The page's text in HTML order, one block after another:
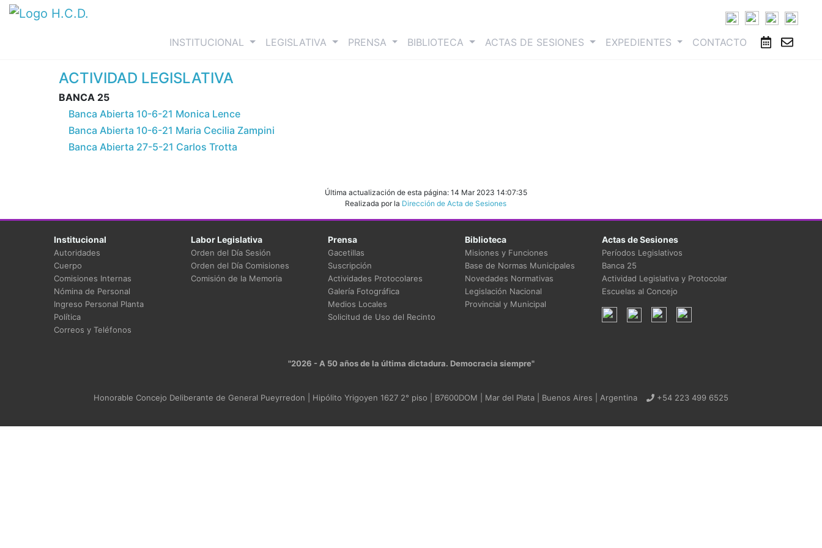
INSTITUCIONAL (current)LEGISLATIVA PRENSA BIBLIOTECA ACTAS DE SESIONES EXPEDIENTES CONTACTO
ACTIVIDAD LEGISLATIVA
BANCA 25
Banca Abierta 10-6-21 Monica Lence
Banca Abierta 10-6-21 Maria Cecilia Zampini
Banca Abierta 27-5-21 Carlos Trotta
Última actualización de esta página: 14 Mar 2023 14:07:35
Realizada por la Dirección de Acta de Sesiones
Institucional
Autoridades
Cuerpo
Comisiones Internas
Nómina de Personal
Ingreso Personal Planta
Política
Correos y Teléfonos
Labor Legislativa
Orden del Día Sesión
Orden del Día Comisiones
Comisión de la Memoria
Prensa
Gacetillas
Suscripción
Actividades Protocolares
Galería Fotográfica
Medios Locales
Solicitud de Uso del Recinto
Biblioteca
Misiones y Funciones
Base de Normas Municipales
Novedades Normativas
Legislación Nacional
Provincial y Municipal
Actas de Sesiones
Períodos Legislativos
Banca 25
Actividad Legislativa y Protocolar
Escuelas al Concejo
"2026 - A 50 años de la última dictadura. Democracia siempre"
Honorable Concejo Deliberante de General Pueyrredon | Hipólito Yrigoyen 1627 2° piso | B7600DOM | Mar del Plata | Buenos Aires | Argentina +54 223 499 6525